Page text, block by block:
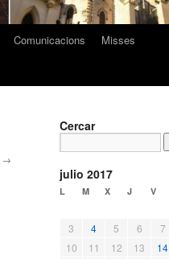
Comunicacions
Misses
→
Cercar
julio 2017
L M X J V
3
4 5 6 7
10
11 12 13 14